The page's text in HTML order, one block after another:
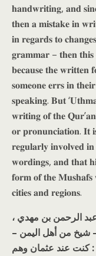
𝐡𝐚𝐧𝐝𝐰𝐫𝐢𝐭𝐢𝐧𝐠, 𝐚𝐧𝐝
𝐭𝐡𝐞𝐧 𝐚 𝐦𝐢𝐬𝐭𝐚𝐤𝐞 𝐢𝐧
𝐢𝐧 𝐫𝐞𝐠𝐚𝐫𝐝𝐬 𝐭𝐨
𝐠𝐫𝐚𝐦𝐦𝐚𝐫 – 𝐭𝐡𝐞𝐧 𝐭𝐡𝐢𝐬
𝐛𝐞𝐜𝐚𝐮𝐬𝐞 𝐭𝐡𝐞 𝐰𝐫𝐢𝐭𝐭𝐞𝐧
𝐬𝐨𝐦𝐞𝐨𝐧𝐞 𝐞𝐫𝐫𝐬 𝐢𝐧
𝐬𝐩𝐞𝐚𝐤𝐢𝐧𝐠. 𝐁𝐮𝐭
𝐰𝐫𝐢𝐭𝐢𝐧𝐠 𝐨𝐟 𝐭𝐡𝐞
𝐨𝐫 𝐩𝐫𝐨𝐧𝐮𝐧𝐜𝐢𝐚𝐭𝐢𝐨𝐧.
𝐫𝐞𝐠𝐮𝐥𝐚𝐫𝐥𝐲 𝐢𝐧𝐯𝐨𝐥𝐯𝐞𝐝
𝐰𝐨𝐫𝐝𝐢𝐧𝐠𝐬, 𝐚𝐧𝐝 𝐭𝐡𝐚𝐭
𝐟𝐨𝐫𝐦 𝐨𝐟 𝐭𝐡𝐞 𝐌𝐮𝐬𝐡𝐚𝐟𝐬
𝐜𝐢𝐭𝐢𝐞𝐬 𝐚𝐧𝐝 𝐫𝐞𝐠𝐢𝐨𝐧𝐬.
عبد الرحمن بن مهدي ،
– شيخ من أهل اليمن –
كنت عند عثمان وهم